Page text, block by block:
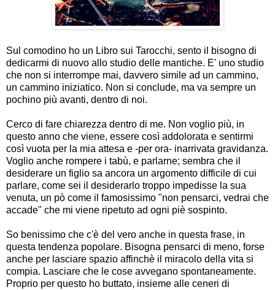
Sul comodino ho un Libro sui Tarocchi, sento il bisogno di
dedicarmi di nuovo allo studio delle mantiche. E' uno studio
che non si interrompe mai, davvero simile ad un cammino,
un cammino iniziatico. Non si conclude, ma va sempre un
pochino più avanti, dentro di noi.
Cerco di fare chiarezza dentro di me. Non voglio più, in
questo anno che viene, essere così addolorata e sentirmi
così vuota per la mia attesa e -per ora- inarrivata gravidanza.
Voglio anche rompere i tabù, e parlarne; sembra che il
desiderare un figlio sa ancora un argomento difficile di cui
parlare, come sei il desiderarlo troppo impedisse la sua
venuta, un pò come il famosissimo "non pensarci, vedrai che
accade" che mi viene ripetuto ad ogni piè sospinto.
So benissimo che c'è del vero anche in questa frase, in
questa tendenza popolare. Bisogna pensarci di meno, forse
anche per lasciare spazio affinchè il miracolo della vita si
compia. Lasciare che le cose avvegano spontaneamente.
Proprio per questo ho buttato, insieme alle ceneri di